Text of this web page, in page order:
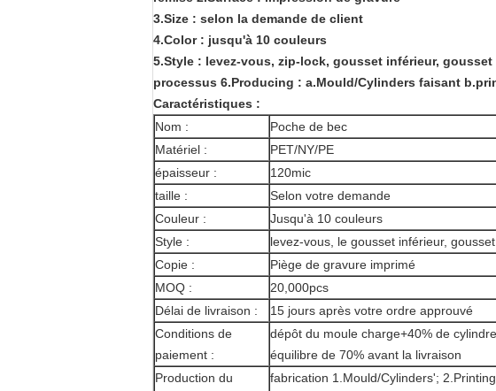
3.Size : selon la demande de client
4.Color : jusqu'à 10 couleurs
5.Style : levez-vous, zip-lock, gousset inférieur, gousset
processus 6.Producing : a.Mould/Cylinders faisant
Caractéristiques :
Nom :
Poche de bec
Matériel :
PET/NY/PE
épaisseur :
120mic
taille :
Selon votre demande
Couleur :
Jusqu'à 10 couleurs
Style :
levez-vous, le gousset inférieur,
Copie :
Piège de gravure imprimé
MOQ :
20,000pcs
Délai de livraison :
15 jours après votre ordre approuvé
Conditions de
paiement :
dépôt du moule charge+40% de
équilibre de 70% avant la livraison
Production du
fabrication 1.Mould/Cylinders';